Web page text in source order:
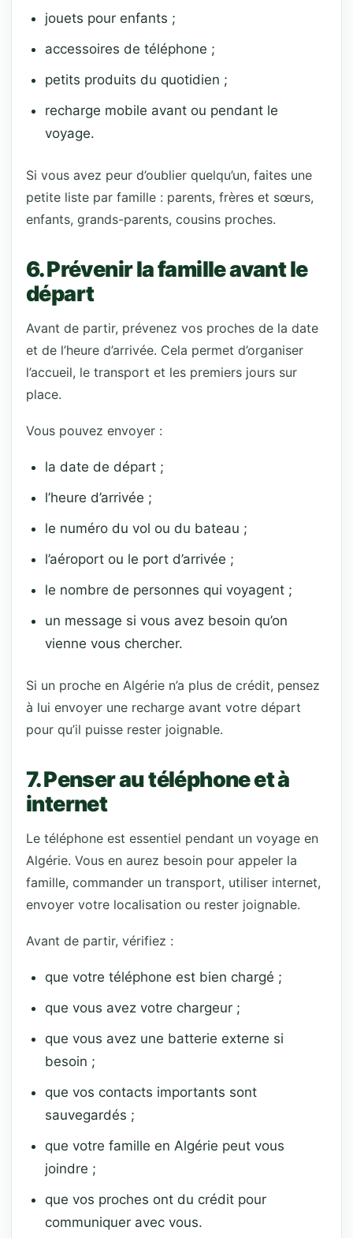
jouets pour enfants ;
accessoires de téléphone ;
petits produits du quotidien ;
recharge mobile avant ou pendant le
voyage.
Si vous avez peur d’oublier quelqu’un, faites une
petite liste par famille : parents, frères et sœurs,
enfants, grands-parents, cousins proches.
6. Prévenir la famille avant le
départ
Avant de partir, prévenez vos proches de la date
et de l’heure d’arrivée. Cela permet d’organiser
l’accueil, le transport et les premiers jours sur
place.
Vous pouvez envoyer :
la date de départ ;
l’heure d’arrivée ;
le numéro du vol ou du bateau ;
l’aéroport ou le port d’arrivée ;
le nombre de personnes qui voyagent ;
un message si vous avez besoin qu’on
vienne vous chercher.
Si un proche en Algérie n’a plus de crédit, pensez
à lui envoyer une recharge avant votre départ
pour qu’il puisse rester joignable.
7. Penser au téléphone et à
internet
Le téléphone est essentiel pendant un voyage en
Algérie. Vous en aurez besoin pour appeler la
famille, commander un transport, utiliser internet,
envoyer votre localisation ou rester joignable.
Avant de partir, vérifiez :
que votre téléphone est bien chargé ;
que vous avez votre chargeur ;
que vous avez une batterie externe si
besoin ;
que vos contacts importants sont
sauvegardés ;
que votre famille en Algérie peut vous
joindre ;
que vos proches ont du crédit pour
communiquer avec vous.